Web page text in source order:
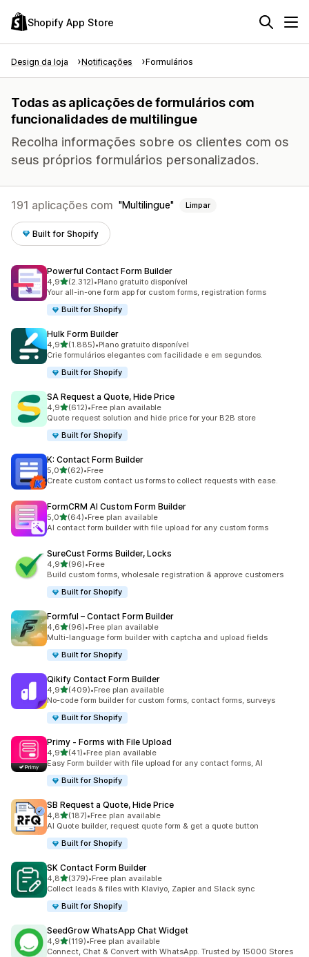
Shopify App Store
Design da loja Notificações Formulários
Todas as aplicações de formulários com
funcionalidades de multilingue
Recolha informações sobre os clientes com os
seus próprios formulários personalizados.
191 aplicações com Multilingue Limpar
Built for Shopify
Powerful Contact Form Builder
4,9de 5 estrelas
(2.312)
2312 total de avaliações
•Plano gratuito disponível
Your all-in-one form app for custom forms, registration forms
Built for Shopify
Hulk Form Builder
4,9de 5 estrelas
(1.885)
1885 total de avaliações
•Plano gratuito disponível
Crie formulários elegantes com facilidade e em segundos.
Built for Shopify
SA Request a Quote, Hide Price
4,9de 5 estrelas
(612)
612 total de avaliações
•Free plan available
Quote request solution and hide price for your B2B store
Built for Shopify
K: Contact Form Builder
5,0de 5 estrelas
(62)
62 total de avaliações
•Free
Create custom contact us forms to collect requests with ease.
FormCRM AI Custom Form Builder
5,0de 5 estrelas
(64)
64 total de avaliações
•Free plan available
AI contact form builder with file upload for any custom forms
SureCust Forms Builder, Locks
4,9de 5 estrelas
(96)
96 total de avaliações
•Free
Build custom forms, wholesale registration & approve customers
Built for Shopify
Formful – Contact Form Builder
4,6de 5 estrelas
(96)
96 total de avaliações
•Free plan available
Multi-language form builder with captcha and upload fields
Built for Shopify
Qikify Contact Form Builder
4,9de 5 estrelas
(409)
409 total de avaliações
•Free plan available
No-code form builder for custom forms, contact forms, surveys
Built for Shopify
Primy ‑ Forms with File Upload
4,9de 5 estrelas
(41)
41 total de avaliações
•Free plan available
Easy Form builder with file upload for any contact forms, AI
Built for Shopify
SB Request a Quote, Hide Price
4,8de 5 estrelas
(187)
187 total de avaliações
•Free plan available
AI Quote builder, request quote form & get a quote button
Built for Shopify
SK Contact Form Builder
4,8de 5 estrelas
(379)
379 total de avaliações
•Free plan available
Collect leads & files with Klaviyo, Zapier and Slack sync
Built for Shopify
SeedGrow WhatsApp Chat Widget
4,9de 5 estrelas
(119)
119 total de avaliações
•Free plan available
Connect, Chat & Convert with WhatsApp. Trusted by 15000 Stores